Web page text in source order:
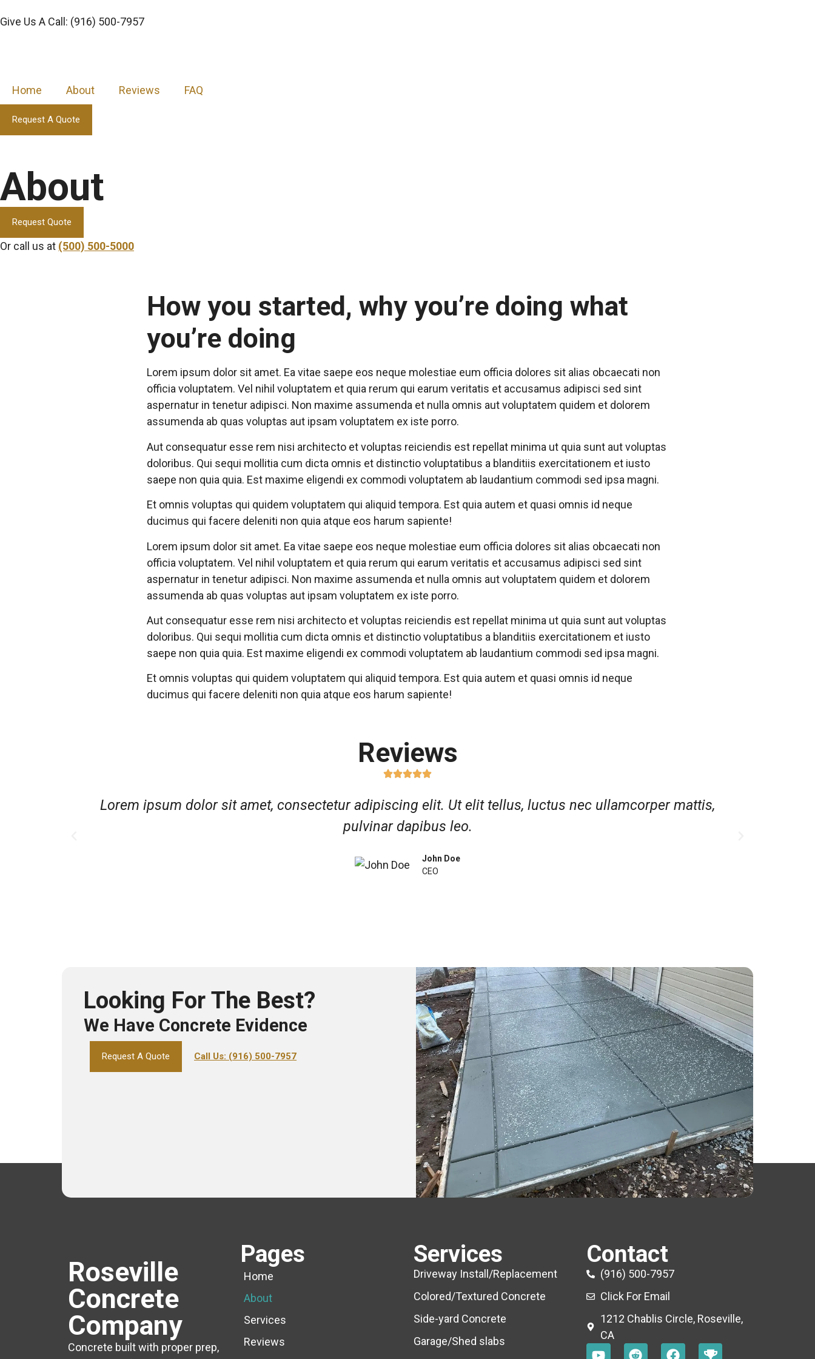
Give Us A Call: (916) 500-7957
Home About Reviews FAQ
Request A Quote
About
Request Quote
Or call us at (500) 500-5000
How you started, why you’re doing what
you’re doing
Lorem ipsum dolor sit amet. Ea vitae saepe eos neque molestiae eum officia dolores sit alias obcaecati non
officia voluptatem. Vel nihil voluptatem et quia rerum qui earum veritatis et accusamus adipisci sed sint
aspernatur in tenetur adipisci. Non maxime assumenda et nulla omnis aut voluptatem quidem et dolorem
assumenda ab quas voluptas aut ipsam voluptatem ex iste porro.
Aut consequatur esse rem nisi architecto et voluptas reiciendis est repellat minima ut quia sunt aut voluptas
doloribus. Qui sequi mollitia cum dicta omnis et distinctio voluptatibus a blanditiis exercitationem et iusto
saepe non quia quia. Est maxime eligendi ex commodi voluptatem ab laudantium commodi sed ipsa magni.
Et omnis voluptas qui quidem voluptatem qui aliquid tempora. Est quia autem et quasi omnis id neque
ducimus qui facere deleniti non quia atque eos harum sapiente!
Lorem ipsum dolor sit amet. Ea vitae saepe eos neque molestiae eum officia dolores sit alias obcaecati non
officia voluptatem. Vel nihil voluptatem et quia rerum qui earum veritatis et accusamus adipisci sed sint
aspernatur in tenetur adipisci. Non maxime assumenda et nulla omnis aut voluptatem quidem et dolorem
assumenda ab quas voluptas aut ipsam voluptatem ex iste porro.
Aut consequatur esse rem nisi architecto et voluptas reiciendis est repellat minima ut quia sunt aut voluptas
doloribus. Qui sequi mollitia cum dicta omnis et distinctio voluptatibus a blanditiis exercitationem et iusto
saepe non quia quia. Est maxime eligendi ex commodi voluptatem ab laudantium commodi sed ipsa magni.
Et omnis voluptas qui quidem voluptatem qui aliquid tempora. Est quia autem et quasi omnis id neque
ducimus qui facere deleniti non quia atque eos harum sapiente!
Reviews
Lorem ipsum dolor sit amet, consectetur adipiscing elit. Ut elit tellus, luctus nec ullamcorper mattis,
pulvinar dapibus leo.
John Doe
CEO
Looking For The Best?
We Have Concrete Evidence
Request A Quote Call Us: (916) 500-7957
Roseville
Concrete
Company
Concrete built with proper prep,
Pages
Home
About
Services
Reviews
Services
Driveway Install/Replacement
Colored/Textured Concrete
Side-yard Concrete
Garage/Shed slabs
Contact
(916) 500-7957
Click For Email
1212 Chablis Circle, Roseville,
CA